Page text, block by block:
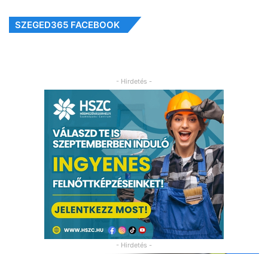
SZEGED365 FACEBOOK
- Hirdetés -
- Hirdetés -